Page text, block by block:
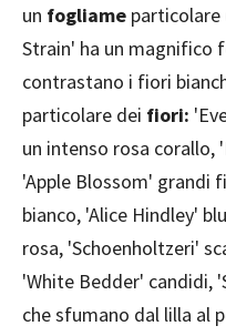
un fogliame particolare
Strain' ha un magnifico
contrastano i fiori
particolare dei fiori:
un intenso rosa corallo,
'Apple Blossom' grandi
bianco, 'Alice Hindley'
rosa, 'Schoenholtzeri'
'White Bedder' candidi,
che sfumano dal lilla al